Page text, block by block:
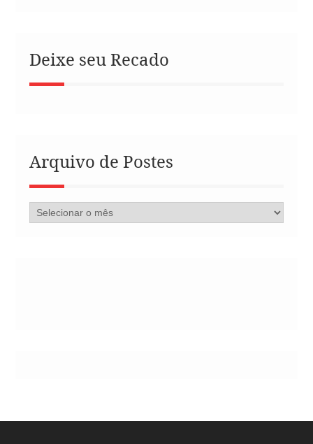
Deixe seu Recado
Arquivo de Postes
Arquivo
de